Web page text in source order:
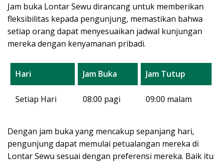
Jam buka Lontar Sewu dirancang untuk memberikan
fleksibilitas kepada pengunjung, memastikan bahwa
setiap orang dapat menyesuaikan jadwal kunjungan
mereka dengan kenyamanan pribadi.
Hari Jam Buka Jam Tutup
Setiap Hari 08:00 pagi 09:00 malam
Dengan jam buka yang mencakup sepanjang hari,
pengunjung dapat memulai petualangan mereka di
Lontar Sewu sesuai dengan preferensi mereka. Baik itu